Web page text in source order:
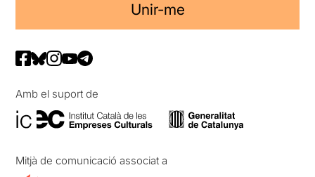
Unir-me
Amb el suport de
Mitjà de comunicació associat a